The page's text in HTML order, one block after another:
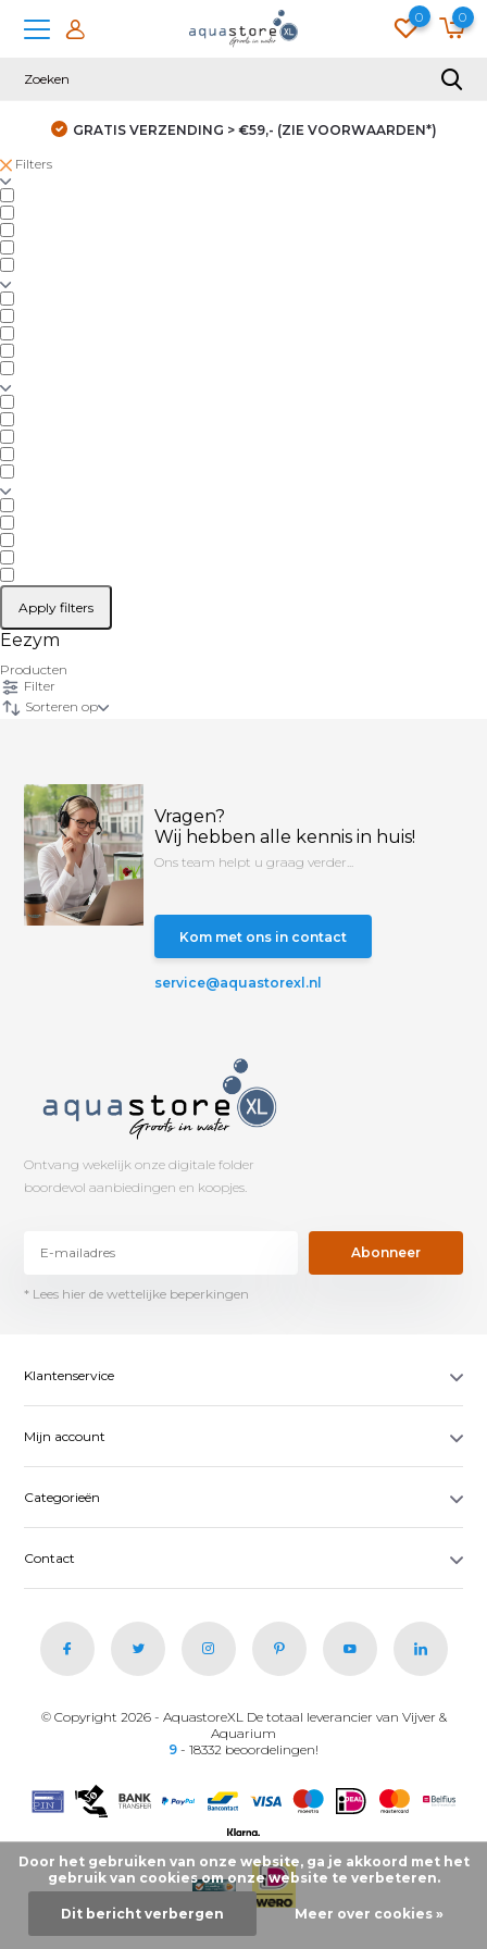
0 0
GRATIS VERZENDING > €59,- (ZIE VOORWAARDEN*)
Filters
Apply filters
Eezym
Producten
Filter
Sorteren op
Vragen?
Wij hebben alle kennis in huis!
Ons team helpt u graag verder...
Kom met ons in contact
service@aquastorexl.nl
Ontvang wekelijk onze digitale folder
boordevol aanbiedingen en koopjes.
Abonneer
* Lees hier de wettelijke beperkingen
Klantenservice
Mijn account
Categorieën
Contact
© Copyright 2026 - AquastoreXL De totaal leverancier van Vijver &
Aquarium
9 - 18332 beoordelingen!
Door het gebruiken van onze website, ga je akkoord met het
gebruik van cookies om onze website te verbeteren.
Dit bericht verbergen Meer over cookies »